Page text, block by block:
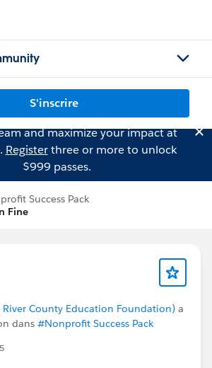
S'inscrire
and maximize your impact at
Registerthree or more to unlock
$999 passes.
Success Pack
Fine
County Education Foundation) a
dans #Nonprofit Success Pack